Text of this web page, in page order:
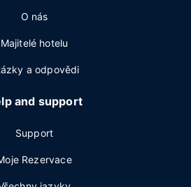
O nás
Majitelé hotelu
a odpovědi
and support
Support
Rezervace